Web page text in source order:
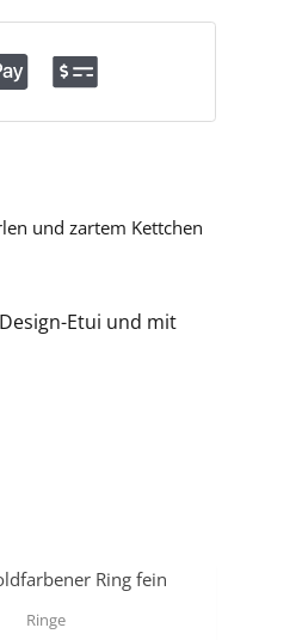
und zartem Kettchen
Etui und mit
Ringe